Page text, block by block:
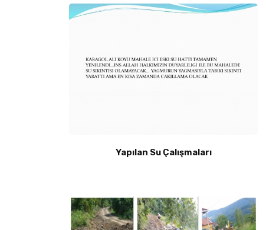
Yapılan Su Çalışmaları